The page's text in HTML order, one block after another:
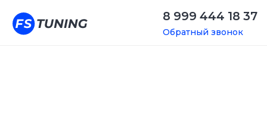
8 999 444 18 37
Обратный звонок